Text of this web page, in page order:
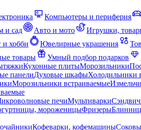
Компьютеры и периферия
и сад Авто и мото Игрушки,
и хобби Ювелирные украшения
товары Умный подбор подарков
Кухонные плитыМорозильники
панелиДуховые шкафыХолодильники
Морозильники встраиваемые
печиМультиварки
мороженицыФризеры
Кофеварки, кофемашины